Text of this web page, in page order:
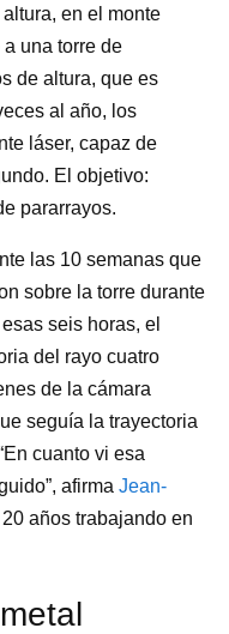
en el monte
una torre de
de altura, que es
al año, los
láser, capaz de
El objetivo:
pararrayos.
las 10 semanas que
sobre la torre durante
seis horas, el
del rayo cuatro
de la cámara
seguía la trayectoria
cuanto vi esa
afirma Jean-
años trabajando en